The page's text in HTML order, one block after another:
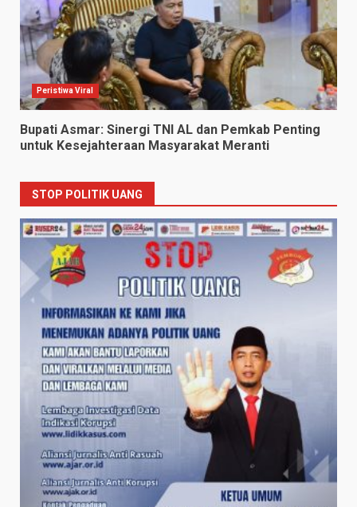
Peristiwa Viral
Bupati Asmar: Sinergi TNI AL dan Pemkab Penting
untuk Kesejahteraan Masyarakat Meranti
STOP POLITIK UANG